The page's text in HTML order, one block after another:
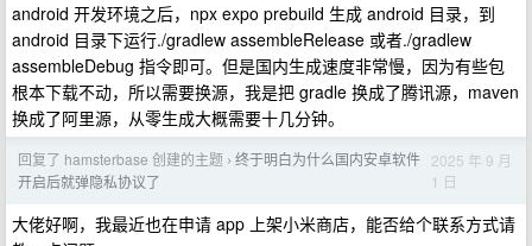
android 开发环境之后，npx expo prebuild 生成 android 目录，到
android 目录下运行./gradlew assembleRelease 或者./gradlew
assembleDebug 指令即可。但是国内生成速度非常慢，因为有些包
根本下载不动，所以需要换源，我是把 gradle 换成了腾讯源，maven
换成了阿里源，从零生成大概需要十几分钟。
回复了 hamsterbase 创建的主题 › 终于明白为什么国内安卓软件
开启后就弹隐私协议了
2025 年 9 月
1 日
大佬好啊，我最近也在申请 app 上架小米商店，能否给个联系方式请